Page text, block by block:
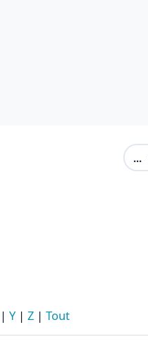
...
| Y| Z | Tout